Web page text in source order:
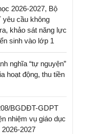
2026-2027, Bộ
yêu cầu không
khảo sát năng lực
sinh vào lớp 1
nghĩa “tự nguyện”
hoạt động, thu tiền
BGDĐT-GDPT
nhiệm vụ giáo dục
2027